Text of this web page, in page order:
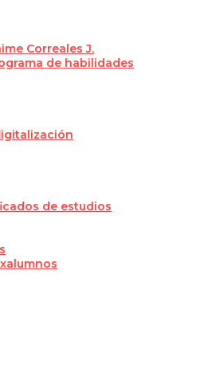
Correales J.
de habilidades
de estudios